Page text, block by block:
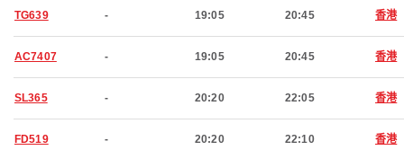
TG639 - 19:05 20:45 香港
AC7407 - 19:05 20:45 香港
SL365 - 20:20 22:05 香港
FD519 - 20:20 22:10 香港